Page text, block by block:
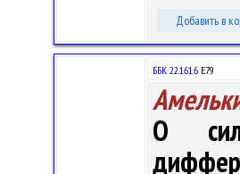
Добавить в
ББК 22.161.6 Е79
О